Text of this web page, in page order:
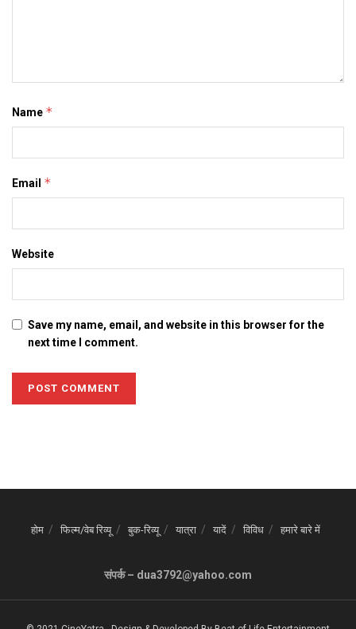
Name *
Email *
Website
Save my name, email, and website in this browser for the
next time I comment.
होम फिल्म/वेब रिव्यू बुक-रिव्यू यात्रा यादें विविध हमारे बारे में
संपर्क – dua3792@yahoo.com